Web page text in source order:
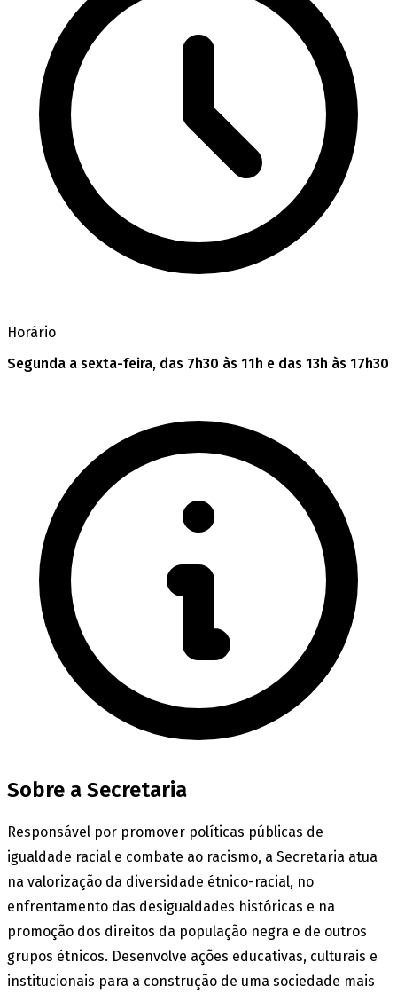
Horário
Segunda a sexta-feira, das 7h30 às 11h e das 13h às 17h30
Sobre a Secretaria
Responsável por promover políticas públicas de
igualdade racial e combate ao racismo, a Secretaria atua
na valorização da diversidade étnico-racial, no
enfrentamento das desigualdades históricas e na
promoção dos direitos da população negra e de outros
grupos étnicos. Desenvolve ações educativas, culturais e
institucionais para a construção de uma sociedade mais